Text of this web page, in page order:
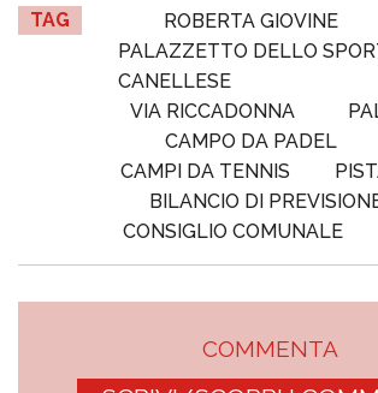
TAG
ROBERTA GIOVINE
PALAZZETTO DELLO
CANELLESE
VIA RICCADONNA
CAMPO DA PADEL
CAMPI DA TENNIS
BILANCIO DI
CONSIGLIO COMUNALE
COMMENTA